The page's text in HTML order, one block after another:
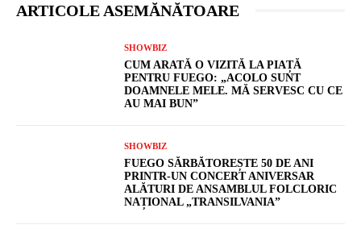
ARTICOLE ASEMĂNĂTOARE
SHOWBIZ
CUM ARATĂ O VIZITĂ LA PIAȚĂ
PENTRU FUEGO: „ACOLO SUNT
DOAMNELE MELE. MĂ SERVESC CU CE
AU MAI BUN”
SHOWBIZ
FUEGO SĂRBĂTOREȘTE 50 DE ANI
PRINTR-UN CONCERT ANIVERSAR
ALĂTURI DE ANSAMBLUL FOLCLORIC
NAȚIONAL „TRANSILVANIA”